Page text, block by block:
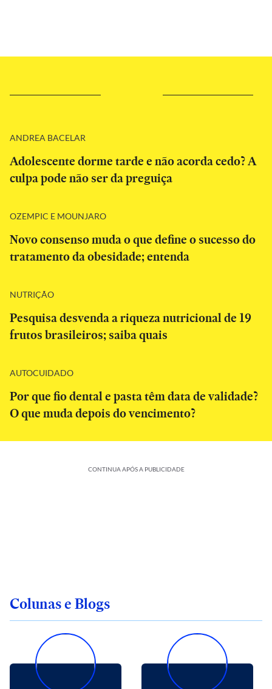
ANDREA BACELAR
Adolescente dorme tarde e não acorda cedo? A
culpa pode não ser da preguiça
OZEMPIC E MOUNJARO
Novo consenso muda o que define o sucesso do
tratamento da obesidade; entenda
NUTRIÇÃO
Pesquisa desvenda a riqueza nutricional de 19
frutos brasileiros; saiba quais
AUTOCUIDADO
Por que fio dental e pasta têm data de validade?
O que muda depois do vencimento?
CONTINUA APÓS A PUBLICIDADE
Colunas e Blogs